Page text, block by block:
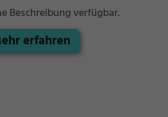
Beschreibung verfügbar.
erfahren